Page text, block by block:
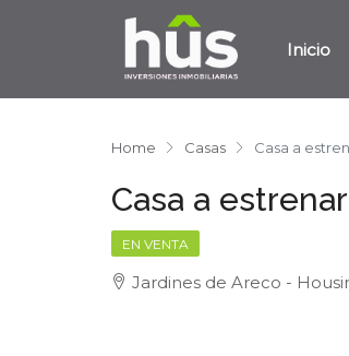
Inicio
Home Casas Casa a
Casa a
EN VENTA
Jardines de Areco -